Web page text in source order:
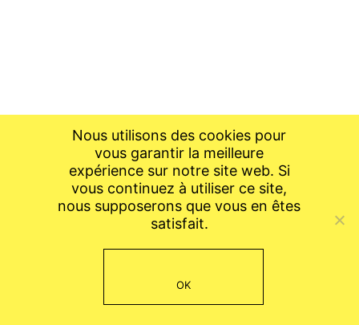
Nous utilisons des cookies pour
vous garantir la meilleure
expérience sur notre site web. Si
vous continuez à utiliser ce site,
nous supposerons que vous en êtes
satisfait.
OK